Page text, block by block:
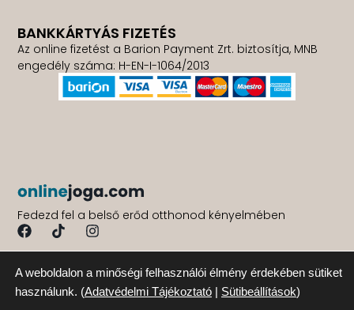
Fedezd fel a belső erőd otthonod kényelmében
BANKKÁRTYÁS FIZETÉS
Az online fizetést a Barion Payment Zrt. biztosítja, MNB
engedély száma: H-EN-I-1064/2013
A weboldalon a minőségi felhasználói élmény érdekében sütiket
használunk. (Adatvédelmi Tájékoztató Sütibeállítások)